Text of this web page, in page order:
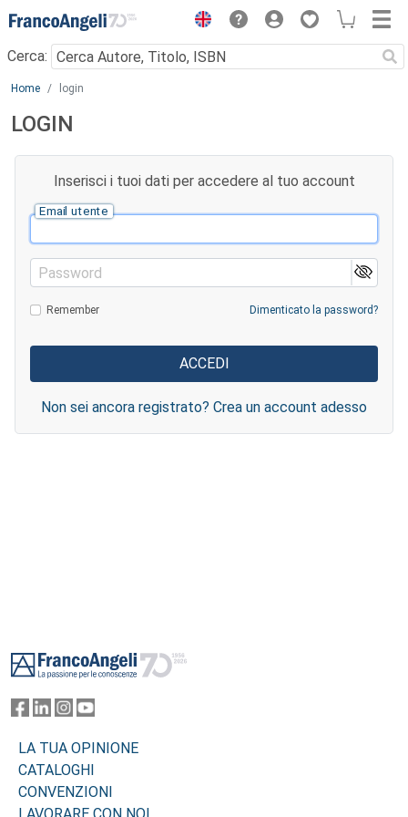
Menu
Cerca:
Main content
Home login
LOGIN
Inserisci i tuoi dati per accedere al tuo account
Email utente
Password
Remember Dimenticato la password?
Non sei ancora registrato? Crea un account adesso
LA TUA OPINIONE
CATALOGHI
CONVENZIONI